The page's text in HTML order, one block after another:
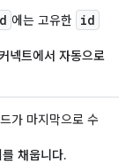
에는 고유한 id
넥트에서 자동으로
가 마지막으로 수
채웁니다.